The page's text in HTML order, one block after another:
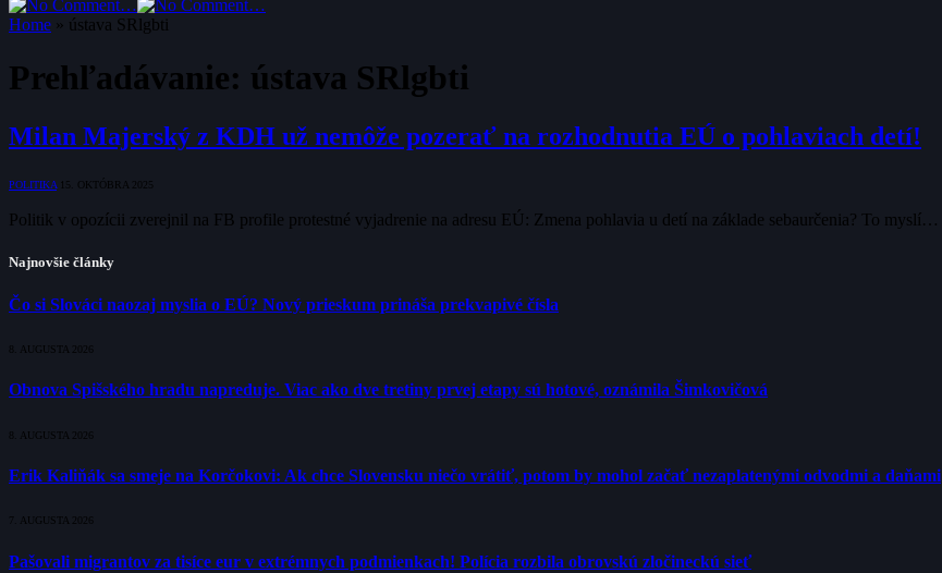
Home » ústava SRlgbti
Prehľadávanie: ústava SRlgbti
Milan Majerský z KDH už nemôže pozerať na rozhodnutia EÚ o pohlaviach detí!
POLITIKA 15. OKTÓBRA 2025
Politik v opozícii zverejnil na FB profile protestné vyjadrenie na adresu EÚ: Zmena pohlavia u detí na základe sebaurčenia? To myslí…
Najnovšie články
Čo si Slováci naozaj myslia o EÚ? Nový prieskum prináša prekvapivé čísla
8. AUGUSTA 2026
Obnova Spišského hradu napreduje. Viac ako dve tretiny prvej etapy sú hotové, oznámila Šimkovičová
8. AUGUSTA 2026
Erik Kaliňák sa smeje na Korčokovi: Ak chce Slovensku niečo vrátiť, potom by mohol začať nezaplatenými odvodmi a daňami
7. AUGUSTA 2026
Pašovali migrantov za tisíce eur v extrémnych podmienkach! Polícia rozbila obrovskú zločineckú sieť